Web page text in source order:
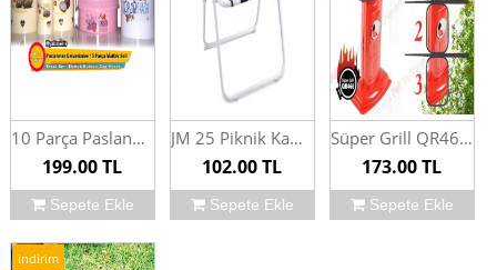
10 Parça Paslanmaz, Hasır İpli, Dekoratif, Ferforje Mutfak Seti
199.00TL
Sepete Ekle
JM 25 Piknik Kamp Sandalyesi
102.00TL
Sepete Ekle
Süper Grill QR466 Profesyonel Bahçe Mangalı
173.00TL
Sepete Ekle
indirim